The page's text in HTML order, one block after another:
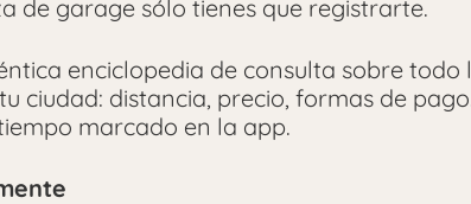
de garage sólo tienes que registrarte.
enciclopedia de consulta sobre
ciudad: distancia, precio, formas de
marcado en la app.